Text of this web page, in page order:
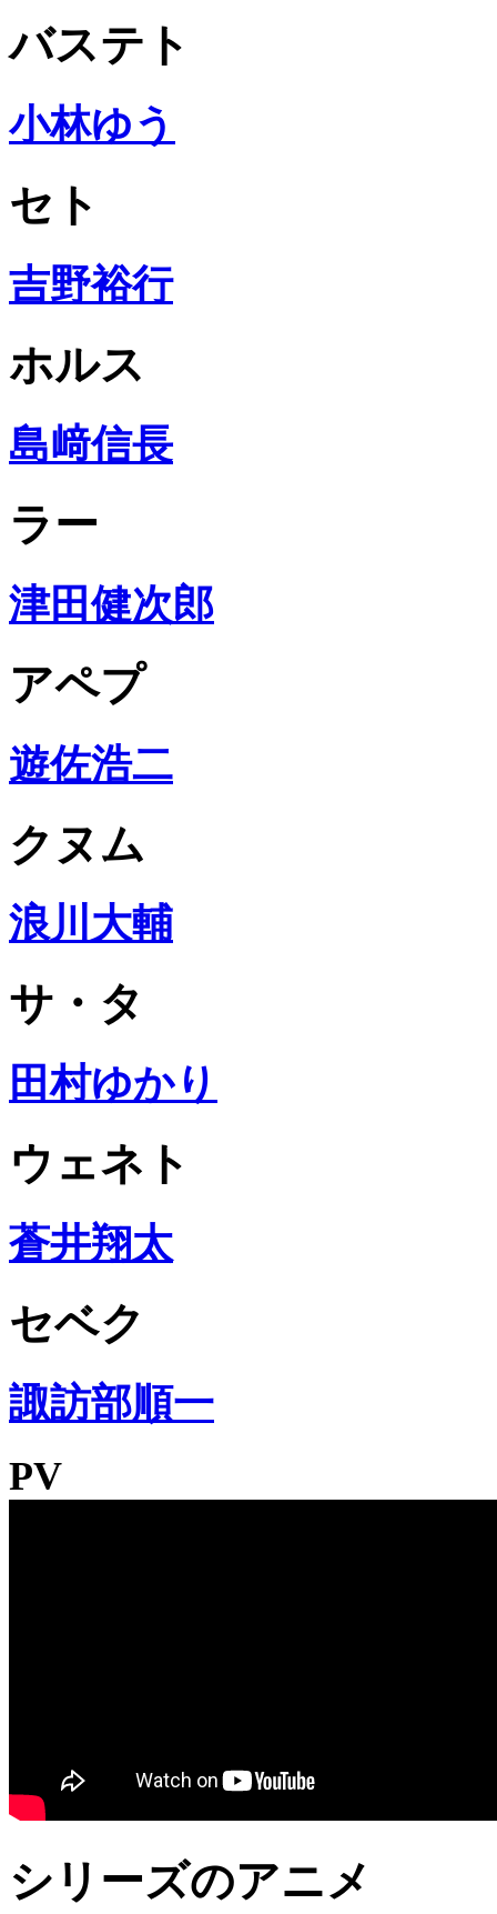
バステト
小林ゆう
セト
吉野裕行
ホルス
島﨑信長
ラー
津田健次郎
アペプ
遊佐浩二
クヌム
浪川大輔
サ・タ
田村ゆかり
ウェネト
蒼井翔太
セベク
諏訪部順一
PV
シリーズのアニメ